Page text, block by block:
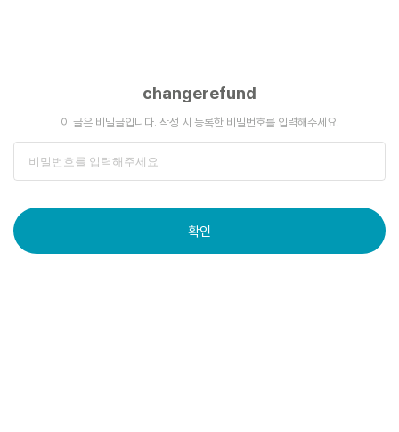
changerefund
이 글은 비밀글입니다. 작성 시 등록한 비밀번호를 입력해주세요.
확인